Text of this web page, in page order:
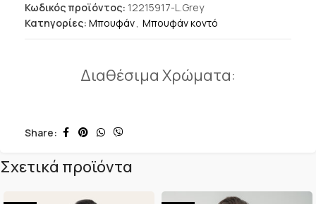
Κωδικός προϊόντος: 12215917-L.Grey
Κατηγορίες: Μπουφάν, Μπουφάν κοντό
Διαθέσιμα Χρώματα:
Share:
Σχετικά προϊόντα